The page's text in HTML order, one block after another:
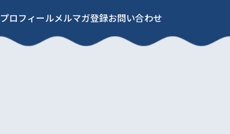
プロフィールメルマガ登録お問い合わせ